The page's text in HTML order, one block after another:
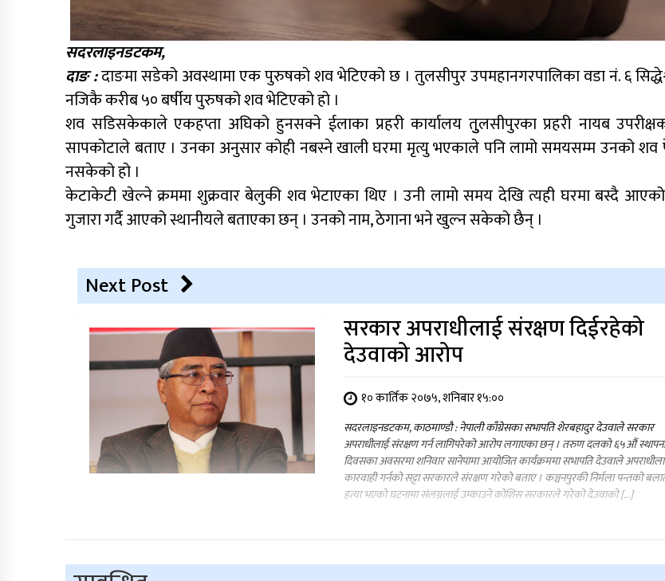
सदरलाइनडटकम,
दाङ :दाङमा सडेको अवस्थामा एक पुरुषको शव भेटिएको छ । तुलसीपुर उपमहानगरपालिका वडा नं. ६
नजिकै करीब ५० बर्षीय पुरुषको शव भेटिएको हो ।
शव सडिसकेकाले एकहप्ता अघिको हुनसक्ने ईलाका प्रहरी कार्यालय तुुलसीपुरका प्रहरी नायब
सापकोटाले बताए । उनका अनुसार कोही नबस्ने खाली घरमा मृत्यु भएकाले पनि लामो समयसम्म उनको शव
नसकेको हो ।
केटाकेटी खेल्ने क्रममा शुक्रवार बेलुकी शव भेटाएका थिए । उनी लामो समय देखि त्यही घरमा बस्दै
गुजारा गर्दै आएको स्थानीयले बताएका छन् । उनको नाम, ठेगाना भने खुल्न सकेको छैन् ।
Next Post
सरकार अपराधीलाई संरक्षण दिईरहेको
देउवाको आरोप
१० कार्तिक २०७५, शनिबार १५:००
सदरलाइनडटकम, काठमाण्डौ : नेपाली काँग्रेसका सभापति शेरबहादुर देउवाले सरकार
अपराधीलाई संरक्षण गर्न लागिपरेको आरोप लगाएका छन् । तरुण दलको ६५औं
दिवसका अवसरमा शनिवार सानेपामा आयोजित कार्यक्रममा सभापति देउवाले
कारवाही गर्नको सट्टा सरकारले संरक्षण गरेको बताए । कञ्चनपुरकी निर्मला पन्तको
हत्या भएको घटनामा संलग्नलाई उम्काउने कोशिस सरकारले गरेको देउवाको […]